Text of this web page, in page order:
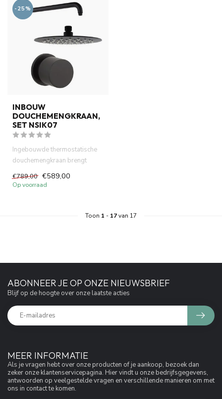
-25%
INBOUW
DOUCHEMENGKRAAN,
SET NSIK07
Ingebouwde thermostatische
douchemengkraan brengt
kwaliteit en stijl in uw badka...
€789,00 €589,00
Op voorraad
Toon 1 - 17van 17
MEER INFORMATIE
Als je vragen hebt over onze producten of je aankoop, bezoek dan
zeker onze klantenservicepagina. Hier vindt u onze bedrijfsgegevens,
antwoorden op veelgestelde vragen en verschillende manieren om met
ons in contact te komen.
ABONNEER JE OP ONZE NIEUWSBRIEF
Blijf op de hoogte over onze laatste acties